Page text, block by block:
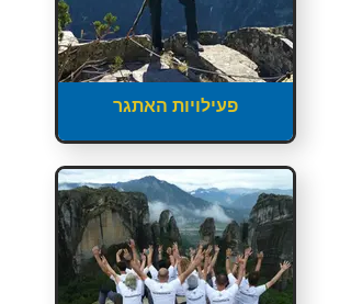
פעילויות האתגר